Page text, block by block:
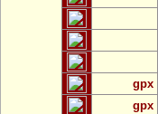
gpx
gpx